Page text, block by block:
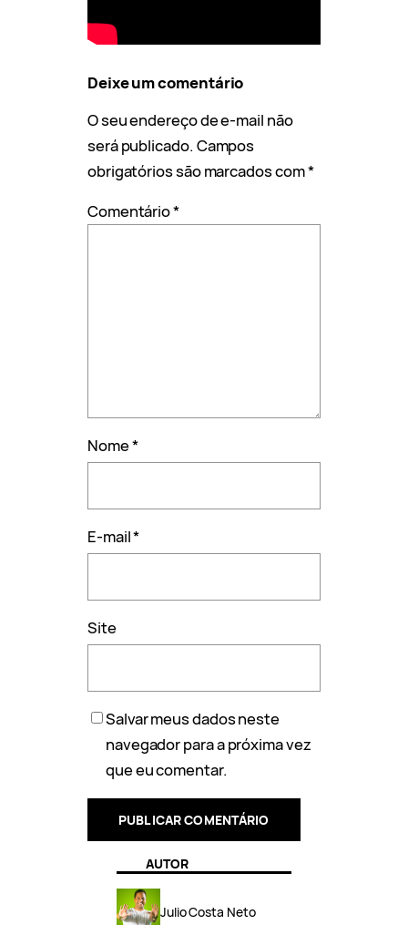
Deixe um comentário
O seu endereço de e-mail não
será publicado. Campos
obrigatórios são marcados com*
Comentário*
Nome*
E-mail*
Site
Salvar meus dados neste
navegador para a próxima vez
que eu comentar.
AUTOR
Julio Costa Neto